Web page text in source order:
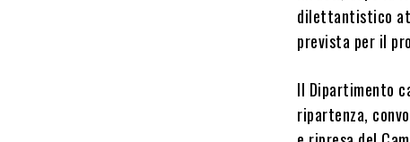
dilettantistico
prevista per il
Il Dipartimento
ripartenza,